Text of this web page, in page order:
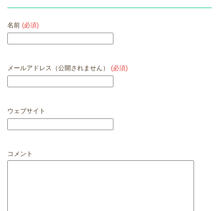
名前 (必須)
メールアドレス（公開されません） (必須)
ウェブサイト
コメント